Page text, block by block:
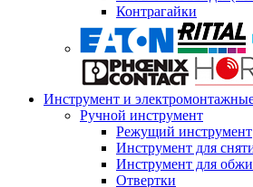
Контрагайки
Инструмент и
Ручной инструмент
Режущий инструмент
Инструмент для
Инструмент для
Отвертки